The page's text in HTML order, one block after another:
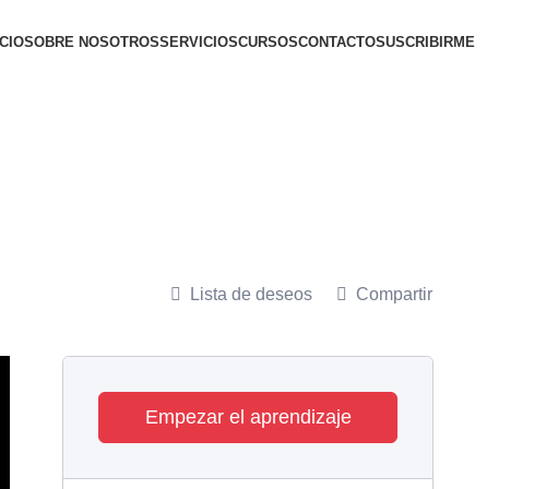
SOBRE NOSOTROSSERVICIOSCURSOSCONTACTOSUSCRIBIRME
Lista de deseos Compartir
Empezar el aprendizaje